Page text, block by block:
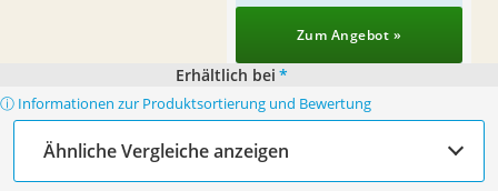
Zum Angebot »
Erhältlich bei *
ⓘ Informationen zur Produktsortierung und Bewertung
Ähnliche Vergleiche anzeigen